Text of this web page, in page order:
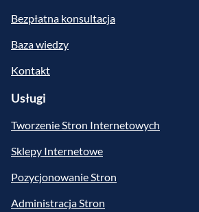
Bezpłatna konsultacja
Baza wiedzy
Kontakt
Usługi
Tworzenie Stron Internetowych
Sklepy Internetowe
Pozycjonowanie Stron
Administracja Stron